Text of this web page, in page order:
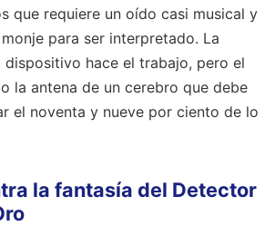
que requiere un oído casi musical y
para ser interpretado. La
dispositivo hace el trabajo, pero el
la antena de un cerebro que debe
el noventa y nueve por ciento de lo
la fantasía del Detector